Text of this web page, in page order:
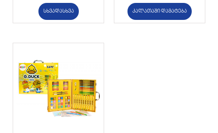
სხვადასხვა კალათაში დამატება